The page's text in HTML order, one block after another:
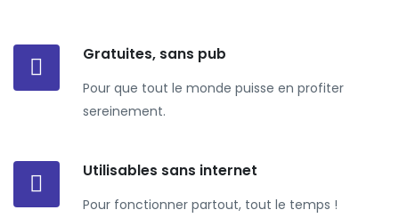
Gratuites, sans pub
Pour que tout le monde puisse en profiter
sereinement.
Utilisables sans internet
Pour fonctionner partout, tout le temps !